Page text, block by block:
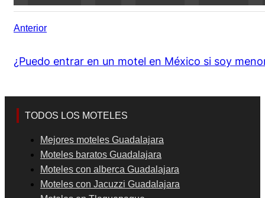
Anterior
¿Puedo entrar en un motel en México si soy
TODOS LOS MOTELES
Mejores moteles Guadalajara
Moteles baratos Guadalajara
Moteles con alberca Guadalajara
Moteles con Jacuzzi Guadalajara